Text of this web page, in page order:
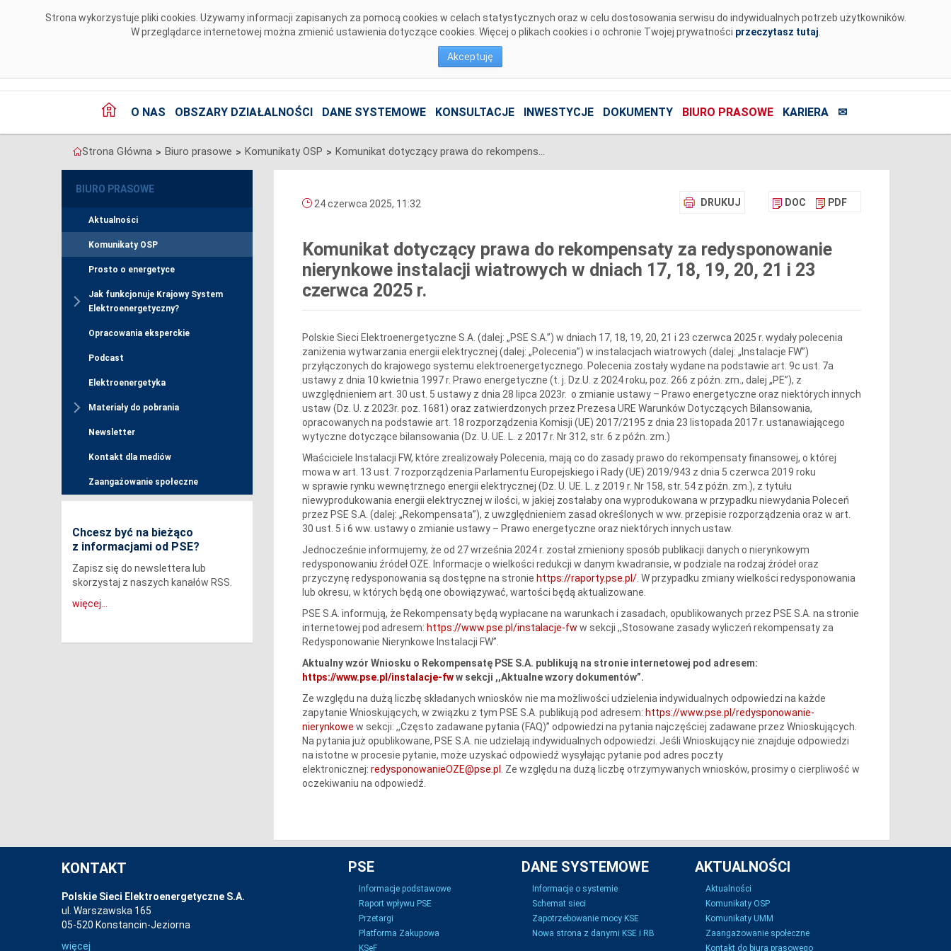
Strona wykorzystuje pliki cookies. Używamy informacji zapisanych za pomocą cookies w celach statystycznych oraz w celu dostosowania serwisu do indywidualnych potrzeb użytkowników.
W przeglądarce internetowej można zmienić ustawienia dotyczące cookies. Więcej o plikach cookies i o ochronie Twojej prywatności przeczytasz tutaj
Akceptuję
O NAS OBSZARY DZIAŁALNOŚCI DANE SYSTEMOWE KONSULTACJE INWESTYCJE DOKUMENTY BIURO PRASOWE KARIERA ✉
Strona Główna > Biuro prasowe > Komunikaty OSP > Komunikat dotyczący prawa do rekompensaty za redysponowanie nierynkowe instalacji wiatrowych w dniach 17, 18, 19, 20, 21 i 23 czerwca 2025 r.
BIURO PRASOWE
Aktualności
Komunikaty OSP
Prosto o energetyce
Jak funkcjonuje Krajowy System
Elektroenergetyczny?
Opracowania eksperckie
Podcast
Elektroenergetyka
Materiały do pobrania
Newsletter
Kontakt dla mediów
Zaangażowanie społeczne
Chcesz być na bieżąco
z informacjami od PSE?
Zapisz się do newslettera lub
skorzystaj z naszych kanałów RSS.
więcej...
DRUKUJ DOC PDF
24 czerwca 2025, 11:32
Komunikat dotyczący prawa do rekompensaty za redysponowanie
nierynkowe instalacji wiatrowych w dniach 17, 18, 19, 20, 21 i 23
czerwca 2025 r.
Polskie Sieci Elektroenergetyczne S.A. (dalej: „PSE S.A.”) w dniach 17, 18, 19, 20, 21 i 23 czerwca 2025 r. wydały polecenia
zaniżenia wytwarzania energii elektrycznej (dalej: „Polecenia”) w instalacjach wiatrowych (dalej: „Instalacje FW”)
przyłączonych do krajowego systemu elektroenergetycznego. Polecenia zostały wydane na podstawie art. 9c ust. 7a
ustawy z dnia 10 kwietnia 1997 r. Prawo energetyczne (t. j. Dz.U. z 2024 roku, poz. 266 z późn. zm., dalej „PE”), z
uwzględnieniem art. 30 ust. 5 ustawy z dnia 28 lipca 2023r. o zmianie ustawy – Prawo energetyczne oraz niektórych innych
ustaw (Dz. U. z 2023r. poz. 1681) oraz zatwierdzonych przez Prezesa URE Warunków Dotyczących Bilansowania,
opracowanych na podstawie art. 18 rozporządzenia Komisji (UE) 2017/2195 z dnia 23 listopada 2017 r. ustanawiającego
wytyczne dotyczące bilansowania (Dz. U. UE. L. z 2017 r. Nr 312, str. 6 z późn. zm.)
Właściciele Instalacji FW, które zrealizowały Polecenia, mają co do zasady prawo do rekompensaty finansowej, o której
mowa w art. 13 ust. 7 rozporządzenia Parlamentu Europejskiego i Rady (UE) 2019/943 z dnia 5 czerwca 2019 roku
w sprawie rynku wewnętrznego energii elektrycznej (Dz. U. UE. L. z 2019 r. Nr 158, str. 54 z późn. zm.), z tytułu
niewyprodukowania energii elektrycznej w ilości, w jakiej zostałaby ona wyprodukowana w przypadku niewydania Poleceń
przez PSE S.A. (dalej: „Rekompensata”), z uwzględnieniem zasad określonych w ww. przepisie rozporządzenia oraz w art.
30 ust. 5 i 6 ww. ustawy o zmianie ustawy – Prawo energetyczne oraz niektórych innych ustaw.
Jednocześnie informujemy, że od 27 września 2024 r. został zmieniony sposób publikacji danych o nierynkowym
redysponowaniu źródeł OZE. Informacje o wielkości redukcji w danym kwadransie, w podziale na rodzaj źródeł oraz
przyczynę redysponowania są dostępne na stronie https://raporty.pse.pl/. W przypadku zmiany wielkości redysponowania
lub okresu, w których będą one obowiązywać, wartości będą aktualizowane.
PSE S.A. informują, że Rekompensaty będą wypłacane na warunkach i zasadach, opublikowanych przez PSE S.A. na stronie
internetowej pod adresem: https://www.pse.pl/instalacje-fw w sekcji ,,Stosowane zasady wyliczeń rekompensaty za
Redysponowanie Nierynkowe Instalacji FW”.
Aktualny wzór Wniosku o Rekompensatę PSE S.A. publikują na stronie internetowej pod adresem:
https://www.pse.pl/instalacje-fww sekcji ,,Aktualne wzory dokumentów”.
Ze względu na dużą liczbę składanych wniosków nie ma możliwości udzielenia indywidualnych odpowiedzi na każde
zapytanie Wnioskujących, w związku z tym PSE S.A. publikują pod adresem: https://www.pse.pl/redysponowanie-
nierynkowe w sekcji: ,,Często zadawane pytania (FAQ)” odpowiedzi na pytania najczęściej zadawane przez Wnioskujących.
Na pytania już opublikowane, PSE S.A. nie udzielają indywidualnych odpowiedzi. Jeśli Wnioskujący nie znajduje odpowiedzi
na istotne w procesie pytanie, może uzyskać odpowiedź wysyłając pytanie pod adres poczty
elektronicznej: redysponowanieOZE@pse.pl
. Ze względu na dużą liczbę otrzymywanych wniosków, prosimy o cierpliwość w
oczekiwaniu na odpowiedź.
KONTAKT
Polskie Sieci Elektroenergetyczne S.A.
ul. Warszawska 165
05-520 Konstancin-Jeziorna
więcej
PSE
Informacje podstawowe
Raport wpływu PSE
Przetargi
Platforma Zakupowa
KSeF
DANE SYSTEMOWE
Informacje o systemie
Schemat sieci
Zapotrzebowanie mocy KSE
Nowa strona z danymi KSE i RB
AKTUALNOŚCI
Aktualności
Komunikaty OSP
Komunikaty UMM
Zaangażowanie społeczne
Kontakt do biura prasowego